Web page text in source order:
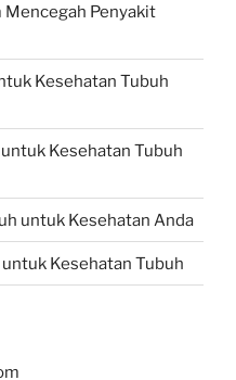
Mencegah Penyakit
Kesehatan Tubuh
Kesehatan Tubuh
untuk Kesehatan Anda
Kesehatan Tubuh